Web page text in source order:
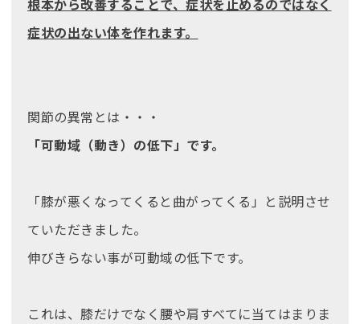
症状の出ない体を作れます。
関節の異常とは・・・
「可動域（動き）の低下」です。
「膝が悪くなってくると曲がってくる」と説明させ
ていただきました。
伸びきらない事が可動域の低下です。
これは、膝だけでなく腰や肩すべてに当てはまりま